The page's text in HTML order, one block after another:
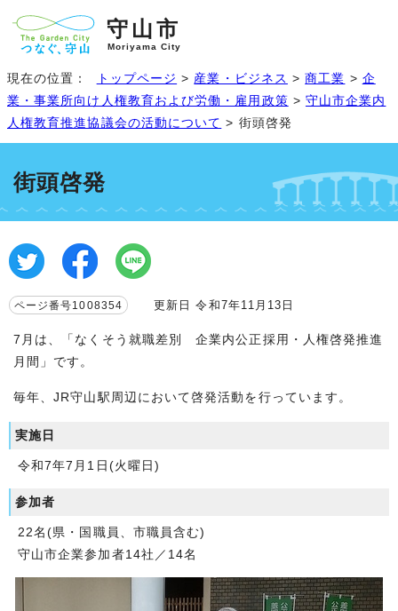
守山市
Moriyama City
現在の位置： トップページ > 産業・ビジネス >商工業 > 企
業・事業所向け人権教育および労働・雇用政策 > 守山市企業内
人権教育推進協議会の活動について > 街頭啓発
街頭啓発
ページ番号1008354 更新日 令和7年11月13日
7月は、「なくそう就職差別 企業内公正採用・人権啓発推進
月間」です。
毎年、JR守山駅周辺において啓発活動を行っています。
実施日
令和7年7月1日(火曜日)
参加者
22名(県・国職員、市職員含む)
守山市企業参加者14社／14名